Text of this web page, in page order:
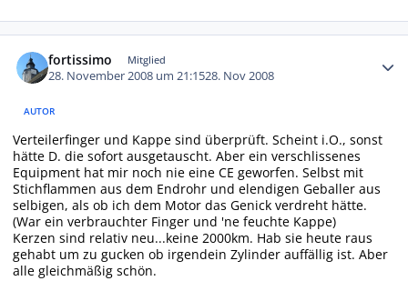
fortissimo Mitglied
28. November 2008 um 21:1528. Nov 2008
AUTOR
Verteilerfinger und Kappe sind überprüft. Scheint i.O., sonst
hätte D. die sofort ausgetauscht. Aber ein verschlissenes
Equipment hat mir noch nie eine CE geworfen. Selbst mit
Stichflammen aus dem Endrohr und elendigen Geballer aus
selbigen, als ob ich dem Motor das Genick verdreht hätte.
(War ein verbrauchter Finger und 'ne feuchte Kappe)
Kerzen sind relativ neu...keine 2000km. Hab sie heute raus
gehabt um zu gucken ob irgendein Zylinder auffällig ist. Aber
alle gleichmäßig schön.